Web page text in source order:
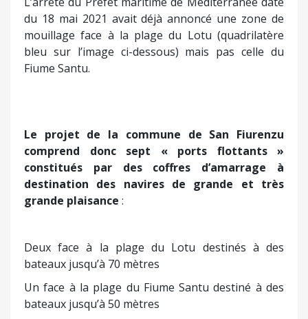
du 18 mai 2021 avait déjà annoncé une zone de
mouillage face à la plage du Lotu (quadrilatère
bleu sur l’image ci-dessous) mais pas celle du
Fiume Santu.
Le projet de la commune de San Fiurenzu
comprend donc sept « ports flottants »
constitués par des coffres d’amarrage à
destination des navires de grande et très
grande plaisance :
Deux face à la plage du Lotu destinés à des
bateaux jusqu’à 70 mètres
Un face à la plage du Fiume Santu destiné à des
bateaux jusqu’à 50 mètres